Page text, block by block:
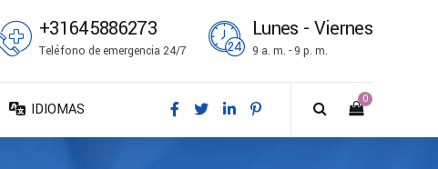
+31645886273
Teléfono de emergencia 24/7
Lunes - Viernes
9 a. m. - 9 p. m.
0
IDIOMAS